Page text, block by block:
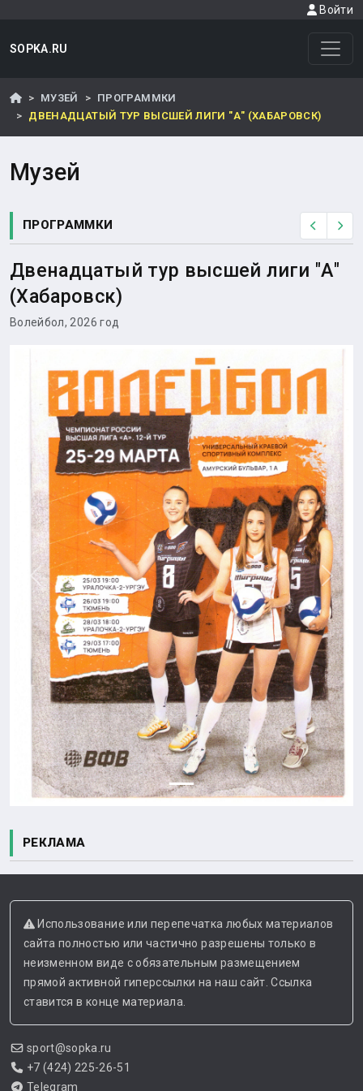
Войти
SOPKA.RU
МУЗЕЙ
ПРОГРАММКИ
ДВЕНАДЦАТЫЙ ТУР ВЫСШЕЙ ЛИГИ "А" (ХАБАРОВСК)
Музей
ПРОГРАММКИ Назад
Двенадцатый тур высшей лиги "А"
(Хабаровск)
Волейбол, 2026 год
Назад
РЕКЛАМА
Использование или перепечатка любых материалов
сайта полностью или частично разрешены только в
неизменном виде с обязательным размещением
прямой активной гиперссылки на наш сайт. Ссылка
ставится в конце материала.
sport@sopka.ru
+7 (424) 225-26-51
Telegram